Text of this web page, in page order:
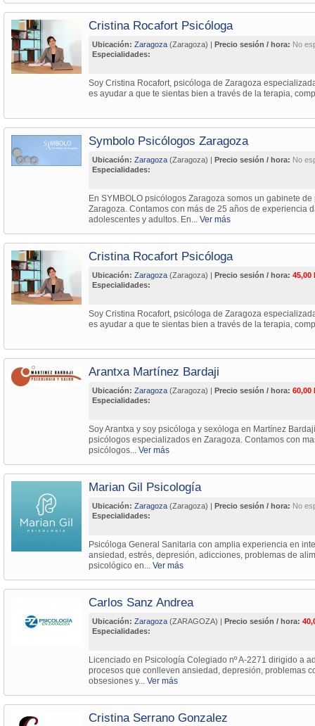
Cristina Rocafort Psicóloga
Ubicación: Zaragoza (Zaragoza) | Precio sesión / hora: No
Especialidades:
Soy Cristina Rocafort, psicóloga de Zaragoza
es ayudar a que te sientas bien a través de la terapia,
Symbolo Psicólogos Zaragoza
Ubicación: Zaragoza (Zaragoza) | Precio sesión / hora: No
Especialidades:
En SYMBOLO psicólogos Zaragoza somos un gabinete
Zaragoza. Contamos con más de 25 años de experiencia
adolescentes y adultos. En... Ver más
Cristina Rocafort Psicóloga
Ubicación: Zaragoza (Zaragoza) | Precio sesión / hora: 45,00
Especialidades:
Soy Cristina Rocafort, psicóloga de Zaragoza
es ayudar a que te sientas bien a través de la terapia,
Arantxa Martínez Bardaji
Ubicación: Zaragoza (Zaragoza) | Precio sesión / hora: 60,00
Especialidades:
Soy Arantxa y soy psicóloga y sexóloga en Martínez
psicólogos especializados en Zaragoza. Contamos con
psicólogos... Ver más
Marian Gil Psicología
Ubicación: Zaragoza (Zaragoza) | Precio sesión / hora: No
Especialidades:
Psicóloga General Sanitaria con amplia experiencia en
ansiedad, estrés, depresión, adicciones, problemas de
psicológico en... Ver más
Carlos Sanz Andrea
Ubicación: Zaragoza (ZARAGOZA) | Precio sesión / hora:
Especialidades:
Licenciado en Psicología Colegiado nº A-2271 dirigido a
procesos que conlleven ansiedad, depresión, problemas
obsesiones y... Ver más
Cristina Serrano Gonzalez